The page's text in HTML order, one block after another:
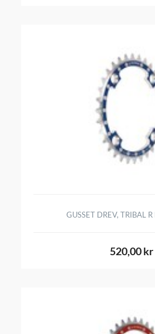
GUSSET DREV, TRIBAL
520,00 kr